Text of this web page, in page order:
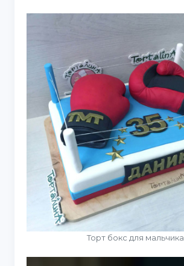
Торт бокс для мальчика